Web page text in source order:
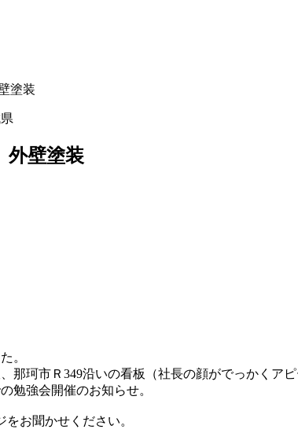
塗装
壁塗装
。
那珂市Ｒ349沿いの看板（社長の顔がでっかくアピ
勉強会開催のお知らせ。
お聞かせください。